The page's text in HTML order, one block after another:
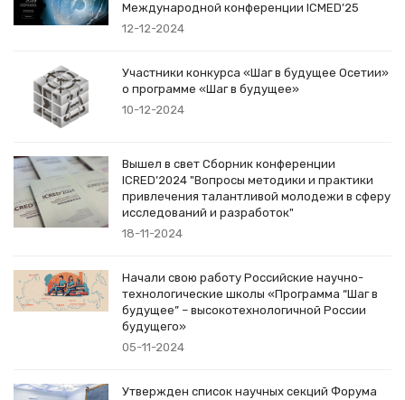
Международной конференции ICMED’25
12-12-2024
Участники конкурса «Шаг в будущее Осетии»
о программе «Шаг в будущее»
10-12-2024
Вышел в свет Сборник конференции
ICRED’2024 "Вопросы методики и практики
привлечения талантливой молодежи в сферу
исследований и разработок"
18-11-2024
Начали свою работу Российские научно-
технологические школы «Программа “Шаг в
будущее” – высокотехнологичной России
будущего»
05-11-2024
Утвержден список научных секций Форума